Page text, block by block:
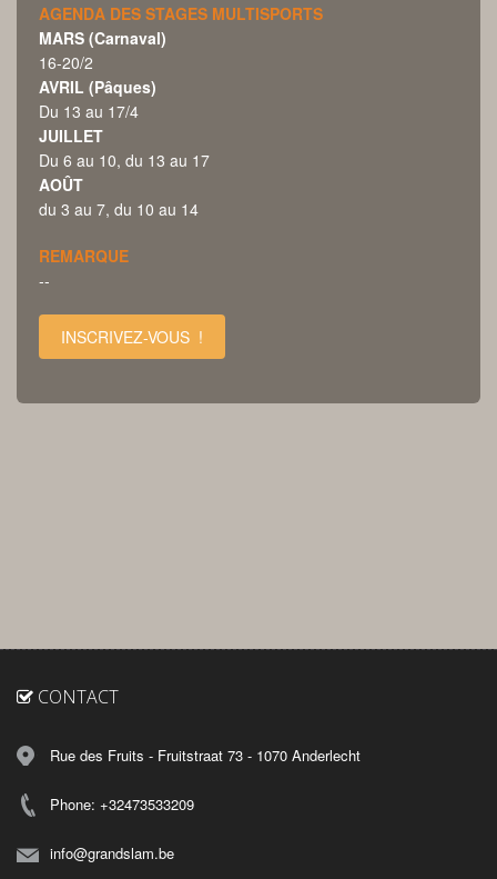
AGENDA DES STAGES MULTISPORTS
MARS (Carnaval)
16-20/2
AVRIL (Pâques)
Du 13 au 17/4
JUILLET
Du 6 au 10, du 13 au 17
AOÛT
du 3 au 7, du 10 au 14
REMARQUE
--
INSCRIVEZ-VOUS !
CONTACT
Rue des Fruits - Fruitstraat 73 - 1070 Anderlecht
Phone: +32473533209
info@grandslam.be